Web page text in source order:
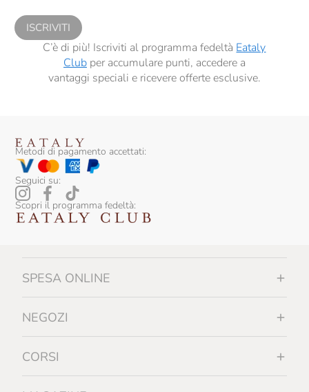
ISCRIVITI
C’è di più! Iscriviti al programma fedeltà Eataly
Clubper accumulare punti, accedere a
vantaggi speciali e ricevere offerte esclusive.
Metodi di pagamento accettati:
Seguici su:
Scopri il programma fedeltà:
SPESA ONLINE
NEGOZI
CORSI